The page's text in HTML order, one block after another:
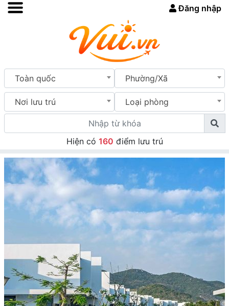
Đăng nhập
Toàn quốc Phường/Xã
Nơi lưu trú Loại phòng
Hiện có 160 điểm lưu trú